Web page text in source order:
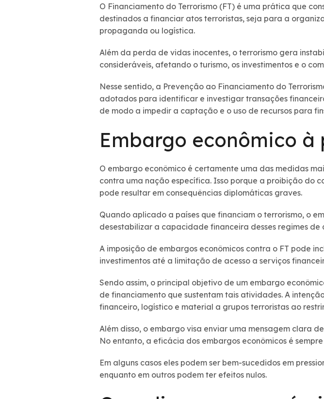
O Financiamento do Terrorismo (FT) é uma prática que
destinados a financiar atos terroristas, seja para a
propaganda ou logística.
Além da perda de vidas inocentes, o terrorismo gera
consideráveis, afetando o turismo, os investimentos e o
Nesse sentido, a Prevenção ao Financiamento do
adotados para identificar e investigar transações
de modo a impedir a captação e o uso de recursos para
Embargo econômico à
O embargo econômico é certamente uma das medidas
contra uma nação específica. Isso porque a proibição do
pode resultar em consequências diplomáticas graves.
Quando aplicado a países que financiam o terrorismo, o
desestabilizar a capacidade financeira desses regimes
A imposição de embargos econômicos contra o FT pode
investimentos até a limitação de acesso a serviços
Sendo assim, o principal objetivo de um embargo
de financiamento que sustentam tais atividades. A
financeiro, logístico e material a grupos terroristas ao
Além disso, o embargo visa enviar uma mensagem clara
No entanto, a eficácia dos embargos econômicos é
Em alguns casos eles podem ser bem-sucedidos em
enquanto em outros podem ter efeitos nulos.